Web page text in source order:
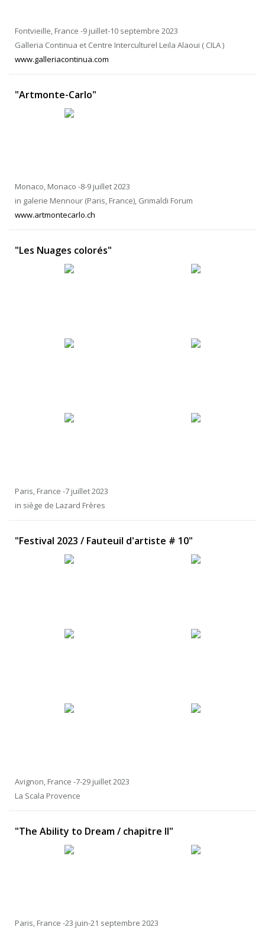
Fontvieille, France -9 juillet-10 septembre 2023
Galleria Continua et Centre Interculturel Leila Alaoui ( CILA )
www.galleriacontinua.com
"Artmonte-Carlo"
Monaco, Monaco -8-9 juillet 2023
in galerie Mennour (Paris, France), Grimaldi Forum
www.artmontecarlo.ch
"Les Nuages colorés"
Paris, France -7 juillet 2023
in siège de Lazard Frères
"Festival 2023 / Fauteuil d'artiste # 10"
Avignon, France -7-29 juillet 2023
La Scala Provence
"The Ability to Dream / chapitre II"
Paris, France -23 juin-21 septembre 2023